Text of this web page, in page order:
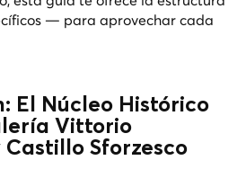
— para aprovechar cada
El Núcleo Histórico
Vittorio
Castillo Sforzesco